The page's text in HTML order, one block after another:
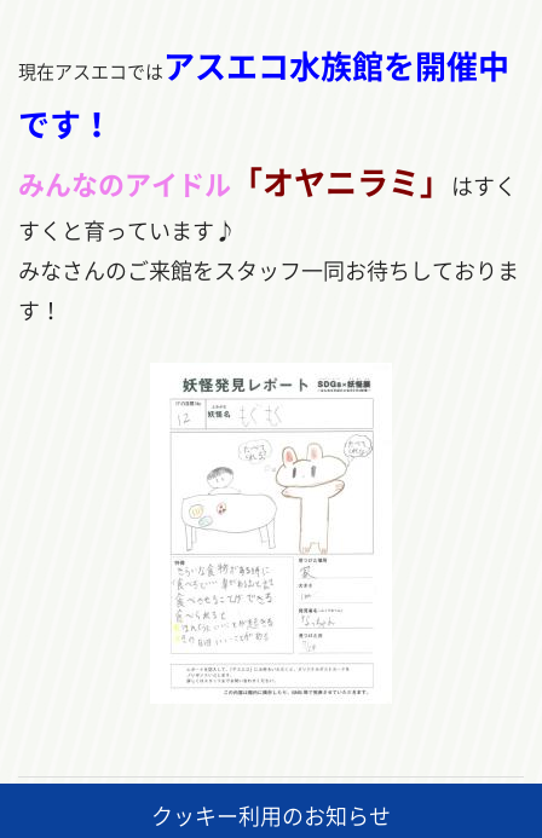
現在アスエコではアスエコ水族館を開催中
です！
みんなのアイドル 「オヤニラミ」
はすく
すくと育っています♪
みなさんのご来館をスタッフ一同お待ちしておりま
す！
クッキー利用のお知らせ